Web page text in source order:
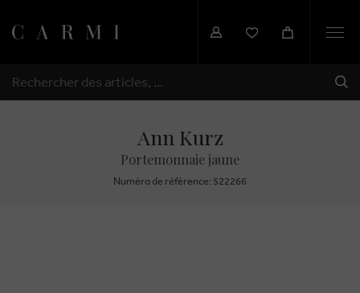
RECHERCHER
Ann Kurz
Portemonnaie jaune
Numéro de réfèrence: 522266